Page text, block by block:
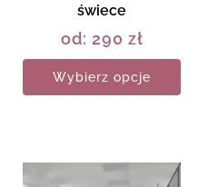
świece
od: 290 zł
Wybierz opcje